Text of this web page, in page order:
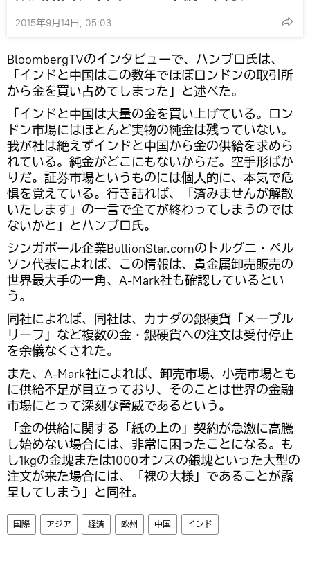
2015年9月14日, 05:03
BloombergTVのインタビューで、ハンブロ氏は、
「インドと中国はこの数年でほぼロンドンの取引所
から金を買い占めてしまった」と述べた。
「インドと中国は大量の金を買い上げている。ロン
ドン市場にはほとんど実物の純金は残っていない。
我が社は絶えずインドと中国から金の供給を求めら
れている。純金がどこにもないからだ。空手形ばか
りだ。証券市場というものには個人的に、本気で危
惧を覚えている。行き詰れば、「済みませんが解散
いたします」の一言で全てが終わってしまうのでは
ないかと」とハンブロ氏。
シンガポール企業BullionStar.comのトルグニ・ペル
ソン代表によれば、この情報は、貴金属卸売販売の
世界最大手の一角、А-Mark社も確認しているとい
う。
同社によれば、同社は、カナダの銀硬貨「メープル
リーフ」など複数の金・銀硬貨への注文は受付停止
を余儀なくされた。
また、А-Mark社によれば、卸売市場、小売市場とも
に供給不足が目立っており、そのことは世界の金融
市場にとって深刻な脅威であるという。
「金の供給に関する「紙の上の」契約が急激に高騰
し始めない場合には、非常に困ったことになる。も
し1kgの金塊または1000オンスの銀塊といった大型の
注文が来た場合には、「裸の大様」であることが露
呈してしまう」と同社。
国際 アジア 経済 欧州 中国 インド